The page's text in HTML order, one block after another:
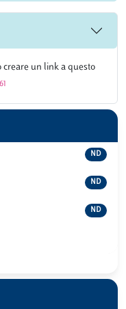
creare un link a questo
ND
ND
ND